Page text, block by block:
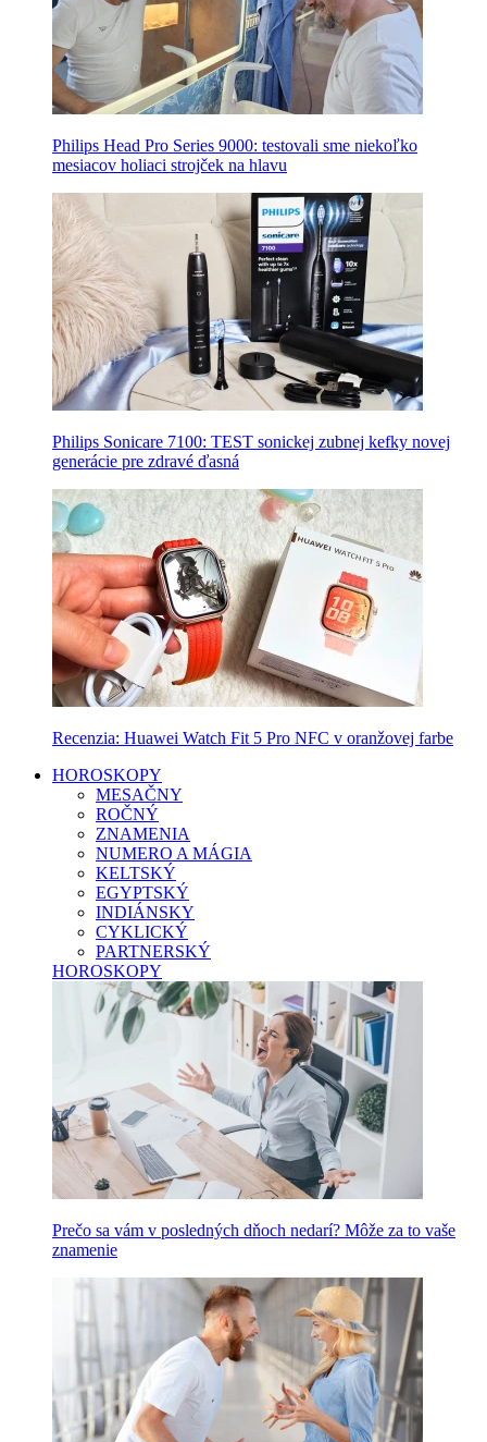
Philips Head Pro Series 9000: testovali sme niekoľko
mesiacov holiaci strojček na hlavu
Philips Sonicare 7100: TEST sonickej zubnej kefky novej
generácie pre zdravé ďasná
Recenzia: Huawei Watch Fit 5 Pro NFC v oranžovej farbe
HOROSKOPY
MESAČNY
ROČNÝ
ZNAMENIA
NUMERO A MÁGIA
KELTSKÝ
EGYPTSKÝ
INDIÁNSKY
CYKLICKÝ
PARTNERSKÝ
HOROSKOPY
Prečo sa vám v posledných dňoch nedarí? Môže za to vaše
znamenie